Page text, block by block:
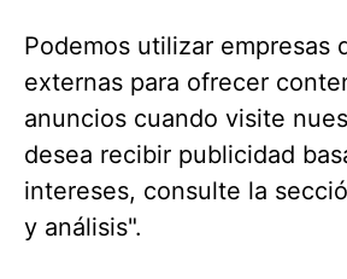
Podemos utilizar empresas
externas para ofrecer
anuncios cuando visite
desea recibir publicidad
intereses, consulte la
y análisis".